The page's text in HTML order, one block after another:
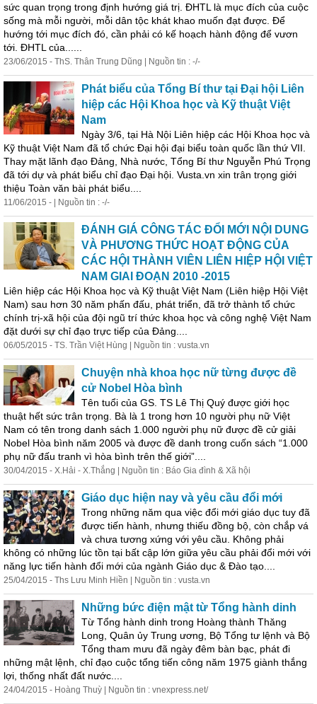
sức quan trọng trong định hướng giá trị. ĐHTL là mục đích của cuộc
sống mà mỗi người, mỗi dân tộc khát khao muốn đạt được. Để
hướng tới mục đích đó, cần phải có kế hoạch hành động để vươn
tới. ĐHTL của......
23/06/2015 - ThS. Thân Trung Dũng | Nguồn tin : -/-
Phát biểu của Tổng Bí thư tại Đại hội Liên
hiệp các Hội Khoa học và Kỹ thuật Việt
Nam
Ngày 3/6, tại Hà Nội Liên hiệp các Hội Khoa học và
Kỹ thuật Việt Nam đã tổ chức Đại hội đại biểu toàn quốc lần thứ VII.
Thay mặt lãnh đạo Đảng, Nhà nước, Tổng Bí thư Nguyễn Phú Trọng
đã tới dự và phát biểu chỉ đạo Đại hội. Vusta.vn xin trân trọng giới
thiệu Toàn văn bài phát biểu....
11/06/2015 - | Nguồn tin : -/-
ĐÁNH GIÁ CÔNG TÁC ĐỔI MỚI NỘI DUNG
VÀ PHƯƠNG THỨC HOẠT ĐỘNG CỦA
CÁC HỘI THÀNH VIÊN LIÊN HIỆP HỘI VIỆT
NAM GIAI ĐOẠN 2010 -2015
Liên hiệp các Hội Khoa học và Kỹ thuật Việt Nam (Liên hiệp Hội Việt
Nam) sau hơn 30 năm phấn đấu, phát triển, đã trở thành tổ chức
chính trị-xã hội của đội ngũ trí thức khoa học và công nghệ Việt Nam
đặt dưới sự chỉ đạo trực tiếp của Đảng....
06/05/2015 - TS. Trần Việt Hùng | Nguồn tin : vusta.vn
Chuyện nhà khoa học nữ từng được đề
cử Nobel Hòa bình
Tên tuổi của GS. TS Lê Thị Quý được giới học
thuật hết sức trân trọng. Bà là 1 trong hơn 10 người phụ nữ Việt
Nam có tên trong danh sách 1.000 người phụ nữ được đề cử giải
Nobel Hòa bình năm 2005 và được đề danh trong cuốn sách “1.000
phụ nữ đấu tranh vì hòa bình trên thế giới”....
30/04/2015 - X.Hải - X.Thắng | Nguồn tin : Báo Gia đình & Xã hội
Giáo dục hiện nay và yêu cầu đổi mới
Trong những năm qua việc đổi mới giáo dục tuy đã
được tiến hành , nhưng thiếu đồng bộ, còn chắp vá
và chưa tương xứng với yêu cầu. Không phải
không có những lúc tồn tại bất cập lớn giữa yêu cầu phải đổi mới với
năng lực tiến hành đổi mới của ngành Giáo dục & Đào tạo....
25/04/2015 - Ths Lưu Minh Hiền | Nguồn tin : vusta.vn
Những bức điện mật từ Tổng hành dinh
Từ Tổng hành dinh trong Hoàng thành Thăng
Long, Quân ủy Trung ương, Bộ Tổng tư lệnh và Bộ
Tổng tham mưu đã ngày đêm bàn bạc, phát đi
những mật lệnh, chỉ đạo cuộc tổng tiến công năm 1975 giành thắng
lợi, thống nhất đất nước....
24/04/2015 - Hoàng Thuỳ | Nguồn tin : vnexpress.net/